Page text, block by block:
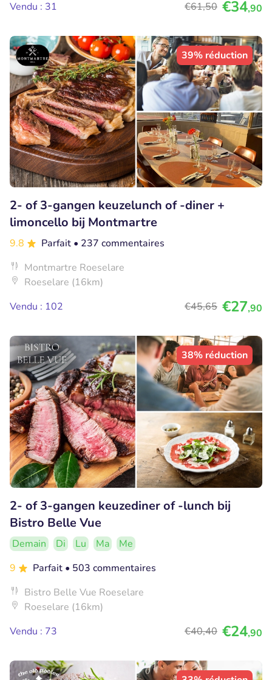
Vendu : 31
€61,50 €34,90
39% réduction
2- of 3-gangen keuzelunch of -diner +
limoncello bij Montmartre
9.8 Parfait • 237 commentaires
Montmartre Roeselare
Roeselare (16km)
Vendu : 102
€45,65 €27,90
38% réduction
2- of 3-gangen keuzediner of -lunch bij
Bistro Belle Vue
Demain Di Lu Ma
Me
9
Parfait • 503 commentaires
Bistro Belle Vue Roeselare
Roeselare (16km)
Vendu : 73
€40,40 €24,90